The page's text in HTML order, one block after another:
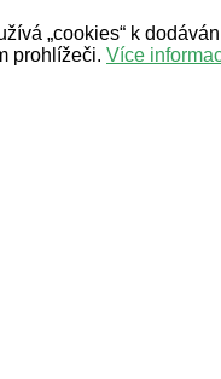
„cookies“ k
prohlížeči. Více